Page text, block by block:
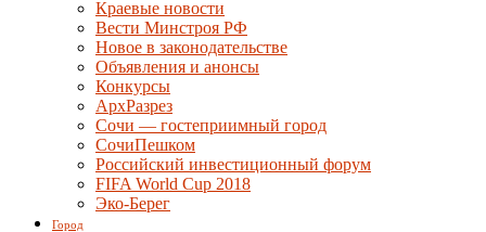
Краевые новости
Вести Минстроя РФ
Новое в законодательстве
Объявления и анонсы
Конкурсы
АрхРазрез
Сочи — гостеприимный город
СочиПешком
Российский инвестиционный форум
FIFA World Cup 2018
Эко-Берег
Город